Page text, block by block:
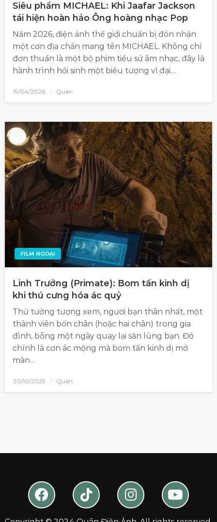
Siêu phẩm MICHAEL: Khi Jaafar Jackson
tái hiện hoàn hảo Ông hoàng nhạc Pop
Năm 2026, điện ảnh thế giới chuẩn bị đón nhận
một cơn địa chấn mang tên MICHAEL. Không chỉ
đơn thuần là một bộ phim tiểu sử âm nhạc, đây là
hành trình hồi sinh một biểu tượng vĩ đại…
19/04/2026 Quân
FILM NGOẠI
Linh Trưởng (Primate): Bom tấn kinh dị
khi thú cưng hóa ác quỷ
Thử tưởng tượng xem, người bạn thân nhất, một
thành viên bốn chân (hoặc hai chân) trong gia
đình, bỗng một ngày quay lại săn lùng bạn. Đó
chính là cơn ác mộng mà bom tấn kinh dị mở
màn…
20/10/2025 Quân